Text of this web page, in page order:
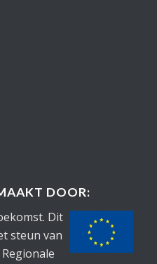
DOOR:
Dit
steun van